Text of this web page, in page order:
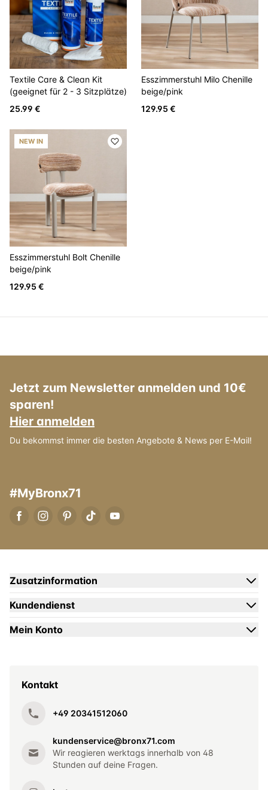
Textile Care & Clean Kit
(geeignet für 2 - 3 Sitzplätze)
25.99 €
Esszimmerstuhl Milo Chenille
beige/pink
129.95 €
NEW IN
Esszimmerstuhl Bolt Chenille
beige/pink
129.95 €
Jetzt zum Newsletter anmelden und 10€
sparen!
Hier anmelden
Du bekommst immer die besten Angebote & News per E-Mail!
#MyBronx71
Zusatzinformation
Kundendienst
Mein Konto
Kontakt
+49 20341512060
kundenservice@bronx71.com
Wir reagieren werktags innerhalb von 48
Stunden auf deine Fragen.